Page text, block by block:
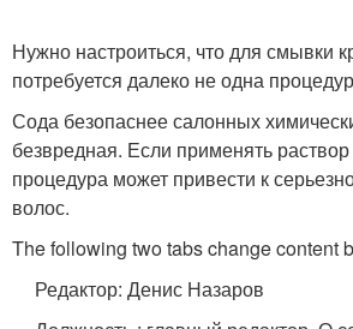
Нужно настроиться, что для смывки
потребуется далеко не одна
Сода безопаснее салонных
безвредная. Если применять
процедура может привести к
волос.
The following two tabs change content
Редактор: Денис Назаров